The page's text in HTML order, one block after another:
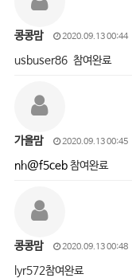
콩콩맘 2020.09.13 00:44
usbuser86 참여완료
가을맘 2020.09.13 00:45
nh@f5ceb참여완료
콩콩맘 2020.09.13 00:48
lyr572참여완료